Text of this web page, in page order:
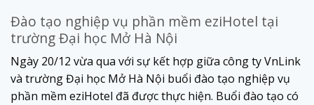
Đào tạo nghiệp vụ phần mềm eziHotel tại
trường Đại học Mở Hà Nội
Ngày 20/12 vừa qua với sự kết hợp giữa công ty VnLink
và trường Đại học Mở Hà Nội buổi đào tạo nghiệp vụ
phần mềm eziHotel đã được thực hiện. Buổi đào tạo có